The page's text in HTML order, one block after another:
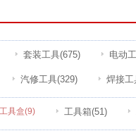
套装工具(675) 电动
汽修工具(329) 焊接工
工具盒(9) 工具箱(51)